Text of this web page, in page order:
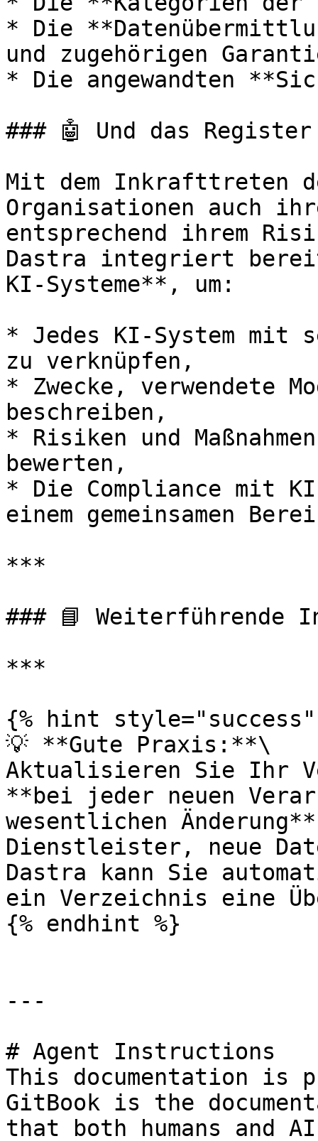
* Die
und zugehörigen
* Die angewandten
### 🤖 Und das
Mit dem Inkrafttreten
Organisationen auch
entsprechend ihrem
Dastra integriert
KI-Systeme**, um:
* Jedes KI-System mit
zu verknüpfen,
* Zwecke, verwendete
beschreiben,
* Risiken und
bewerten,
* Die Compliance mit
einem gemeinsamen
***
### 📘 Weiterführende
***
{% hint style="success"
💡 **Gute Praxis:**\
Aktualisieren Sie Ihr
**bei jeder neuen
wesentlichen
Dienstleister, neue
Dastra kann Sie
ein Verzeichnis eine
{% endhint %}
---
# Agent Instructions
This documentation is
GitBook is the
that both humans and